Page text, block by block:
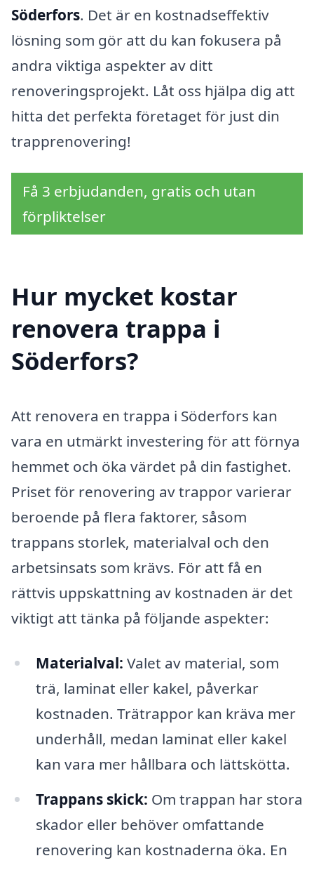
Söderfors. Det är en kostnadseffektiv
lösning som gör att du kan fokusera på
andra viktiga aspekter av ditt
renoveringsprojekt. Låt oss hjälpa dig att
hitta det perfekta företaget för just din
trapprenovering!
Få 3 erbjudanden, gratis och utan
förpliktelser
Hur mycket kostar
renovera trappa i
Söderfors?
Att renovera en trappa i Söderfors kan
vara en utmärkt investering för att förnya
hemmet och öka värdet på din fastighet.
Priset för renovering av trappor varierar
beroende på flera faktorer, såsom
trappans storlek, materialval och den
arbetsinsats som krävs. För att få en
rättvis uppskattning av kostnaden är det
viktigt att tänka på följande aspekter:
Materialval: Valet av material, som
trä, laminat eller kakel, påverkar
kostnaden. Trätrappor kan kräva mer
underhåll, medan laminat eller kakel
kan vara mer hållbara och lättskötta.
Trappans skick: Om trappan har stora
skador eller behöver omfattande
renovering kan kostnaderna öka. En